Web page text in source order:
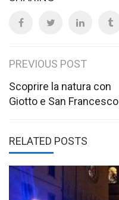
Post
navigation
PREVIOUS POST
Scoprire la natura con
Giotto e San Francesco
RELATED POSTS